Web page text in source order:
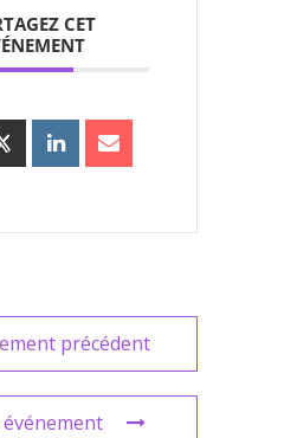
CET
précédent